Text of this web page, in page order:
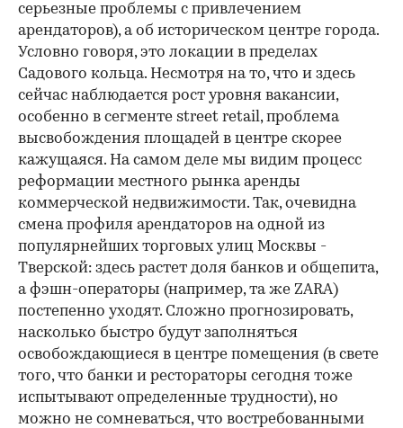
серьезные проблемы с привлечением
арендаторов), а об историческом центре города.
Условно говоря, это локации в пределах
Садового кольца. Несмотря на то, что и здесь
сейчас наблюдается рост уровня вакансии,
особенно в сегменте street retail, проблема
высвобождения площадей в центре скорее
кажущаяся. На самом деле мы видим процесс
реформации местного рынка аренды
коммерческой недвижимости. Так, очевидна
смена профиля арендаторов на одной из
популярнейших торговых улиц Москвы -
Тверской: здесь растет доля банков и общепита,
а фэшн-операторы (например, та же ZARA)
постепенно уходят. Сложно прогнозировать,
насколько быстро будут заполняться
освобождающиеся в центре помещения (в свете
того, что банки и рестораторы сегодня тоже
испытывают определенные трудности), но
можно не сомневаться, что востребованными